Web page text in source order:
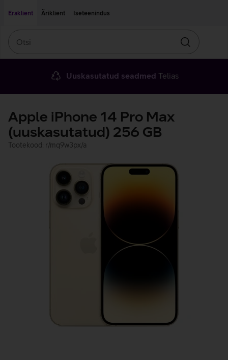
Eraklient
Äriklient Iseteenindus
Otsin
Uuskasutatud seadmed Telias
Apple iPhone 14 Pro Max
(uuskasutatud) 256 GB
Tootekood: r/mq9w3px/a